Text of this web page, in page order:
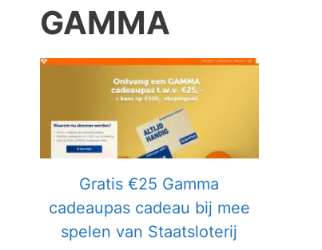
GAMMA
Gratis €25 Gamma
cadeaupas cadeau bij mee
spelen van Staatsloterij